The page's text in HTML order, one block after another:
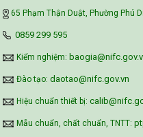
Vietnam
65 Phạm Thận Duật, Phường Phú
‪0859 299 595‬
Kiểm nghiệm:
Đào tạo: daotao@nifc.gov.vn
Hiệu chuẩn thiết bị:
Mẫu chuẩn, chất chuẩn, TNTT: